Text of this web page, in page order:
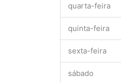
quarta-feira
quinta-feira
sexta-feira
sábado